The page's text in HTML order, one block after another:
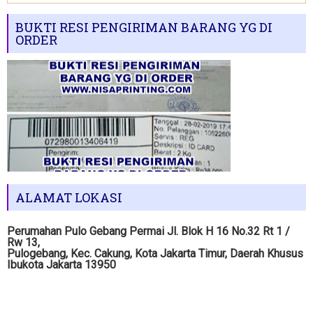
BUKTI RESI PENGIRIMAN BARANG YG DI
ORDER
ALAMAT LOKASI
Perumahan Pulo Gebang Permai Jl. Blok H 16 No.32 Rt 1 /
Rw 13,
Pulogebang, Kec. Cakung, Kota Jakarta Timur, Daerah Khusus
Ibukota Jakarta 13950